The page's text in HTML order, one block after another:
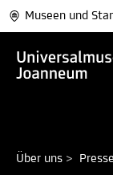
Museen und
Über uns > Presse